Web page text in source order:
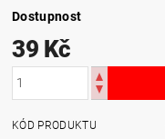
Dostupnost
39 Kč
KÓD PRODUKTU